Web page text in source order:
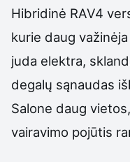
Hibridinė RAV4
kurie daug
juda elektra,
degalų sąnaudas
Salone daug
vairavimo pojūtis